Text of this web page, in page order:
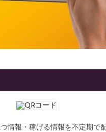
情報・稼げる情報を不定期で